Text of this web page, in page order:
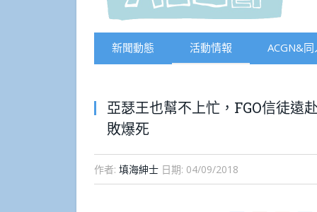
新聞動態 活動情報 ACGN&同
亞瑟王也幫不上忙，FGO信徒遠
敗爆死
作者: 填海紳士 日期: 04/09/2018